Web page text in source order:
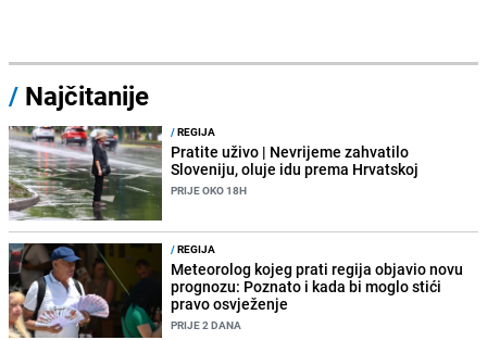
/ Najčitanije
/REGIJA
Pratite uživo | Nevrijeme zahvatilo
Sloveniju, oluje idu prema Hrvatskoj
PRIJE OKO 18H
/REGIJA
Meteorolog kojeg prati regija objavio novu
prognozu: Poznato i kada bi moglo stići
pravo osvježenje
PRIJE 2 DANA